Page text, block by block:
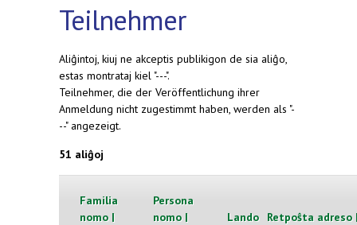
Teilnehmer
Aliĝintoj, kiuj ne akceptis publikigon de sia aliĝo,
estas montrataj kiel "---".
Teilnehmer, die der Veröffentlichung ihrer
Anmeldung nicht zugestimmt haben, werden als "-
--" angezeigt.
51 aliĝoj
Familia
nomo |
Persona
nomo |
Lando
Retpoŝta adreso